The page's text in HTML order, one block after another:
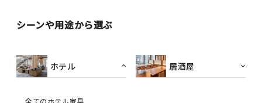
シーンや用途から選ぶ
ホテル
全てのホテル家具
居酒屋